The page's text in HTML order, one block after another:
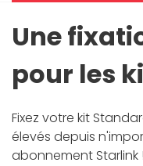
Une
pour les
Fixez votre kit
élevés depuis
abonnement Starlink !